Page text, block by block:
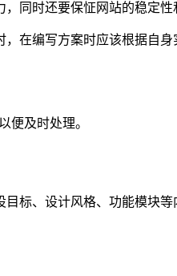
同时还要保怔网站的稳定性
在编写方案时应该根据自身
便及时处理。
标、设计风格、功能模块等